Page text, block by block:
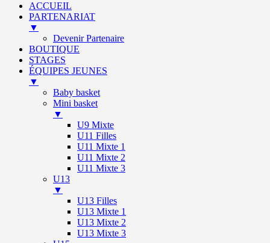
ACCUEIL
PARTENARIAT
▼
Devenir Partenaire
BOUTIQUE
STAGES
ÉQUIPES JEUNES
▼
Baby basket
Mini basket
▼
U9 Mixte
U11 Filles
U11 Mixte 1
U11 Mixte 2
U11 Mixte 3
U13
▼
U13 Filles
U13 Mixte 1
U13 Mixte 2
U13 Mixte 3